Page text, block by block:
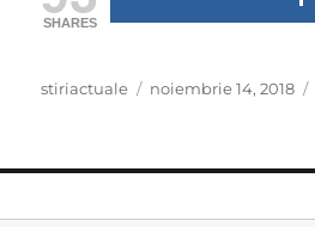
SHARES
Author
stiriactuale
Posted
noiembrie 14, 2018